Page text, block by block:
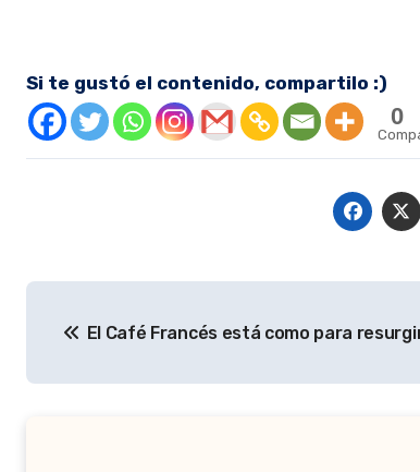
Si te gustó el contenido, compartilo :)
0
de
entradas
El Café Francés está como para